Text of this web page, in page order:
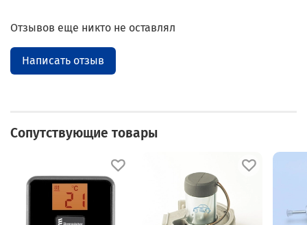
Отзывов еще никто не оставлял
Написать отзыв
Сопутствующие товары